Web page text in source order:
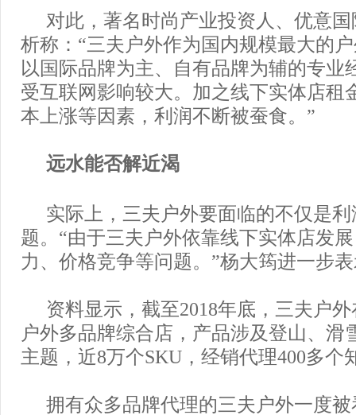
对此，著名时尚产业投资人、优意
析称：“三夫户外作为国内规模最大的
以国际品牌为主、自有品牌为辅的专业
受互联网影响较大。加之线下实体店租
本上涨等因素，利润不断被蚕食。”
远水能否解近渴
实际上，三夫户外要面临的不仅是
题。“由于三夫户外依靠线下实体店发
力、价格竞争等问题。”杨大筠进一步
资料显示，截至2018年底，三夫户
户外多品牌综合店，产品涉及登山、滑
主题，近8万个SKU，经销代理400多个
拥有众多品牌代理的三夫户外一度